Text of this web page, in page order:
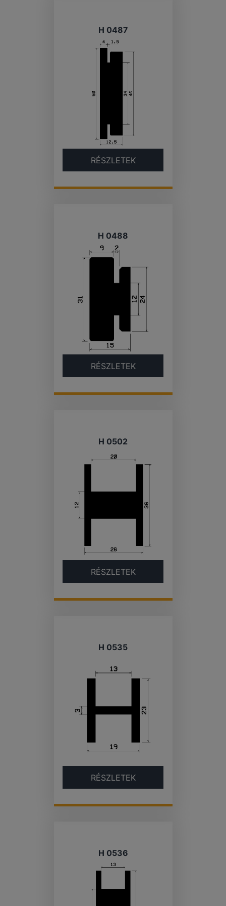
H 0487
RÉSZLETEK
H 0488
RÉSZLETEK
H 0502
RÉSZLETEK
H 0535
RÉSZLETEK
H 0536